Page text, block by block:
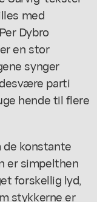
med
Dybro
en stor
synger
parti
hende til flere
de konstante
er simpelthen
forskellig lyd,
stykkerne er